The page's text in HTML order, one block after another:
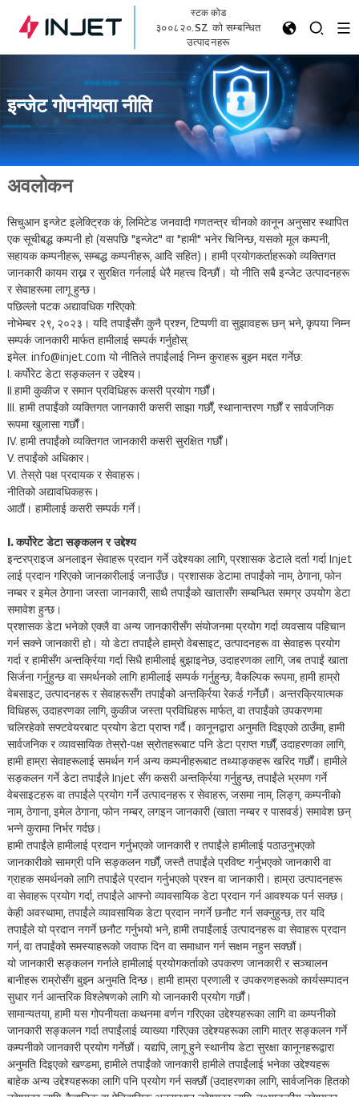
स्टक कोड
३००८२०.SZ को सम्बन्धित
उत्पादनहरू
इन्जेट गोपनीयता नीति
अवलोकन
सिचुआन इन्जेट इलेक्ट्रिक कं, लिमिटेड जनवादी गणतन्त्र चीनको कानून अनुसार स्थापित
एक सूचीबद्ध कम्पनी हो (यसपछि "इन्जेट" वा "हामी" भनेर चिनिन्छ, यसको मूल कम्पनी,
सहायक कम्पनीहरू, सम्बद्ध कम्पनीहरू, आदि सहित)। हामी प्रयोगकर्ताहरूको व्यक्तिगत
जानकारी कायम राख्न र सुरक्षित गर्नलाई धेरै महत्त्व दिन्छौं। यो नीति सबै इन्जेट उत्पादनहरू
र सेवाहरूमा लागू हुन्छ।
पछिल्लो पटक अद्यावधिक गरिएको:
नोभेम्बर २९, २०२३। यदि तपाईंसँग कुनै प्रश्न, टिप्पणी वा सुझावहरू छन् भने, कृपया निम्न
सम्पर्क जानकारी मार्फत हामीलाई सम्पर्क गर्नुहोस्:
इमेल: info@injet.com यो नीतिले तपाईंलाई निम्न कुराहरू बुझ्न मद्दत गर्नेछ:
I. कर्पोरेट डेटा सङ्कलन र उद्देश्य।
II.हामी कुकीज र समान प्रविधिहरू कसरी प्रयोग गर्छौं।
III. हामी तपाईंको व्यक्तिगत जानकारी कसरी साझा गर्छौं, स्थानान्तरण गर्छौं र सार्वजनिक
रूपमा खुलासा गर्छौं।
IV. हामी तपाईंको व्यक्तिगत जानकारी कसरी सुरक्षित गर्छौं।
V. तपाईंको अधिकार।
VI. तेस्रो पक्ष प्रदायक र सेवाहरू।
नीतिको अद्यावधिकहरू।
आठौं। हामीलाई कसरी सम्पर्क गर्ने।
I. कर्पोरेट डेटा सङ्कलन र उद्देश्य
इन्टरप्राइज अनलाइन सेवाहरू प्रदान गर्ने उद्देश्यका लागि, प्रशासक डेटाले दर्ता गर्दा Injet
लाई प्रदान गरिएको जानकारीलाई जनाउँछ। प्रशासक डेटामा तपाईंको नाम, ठेगाना, फोन
नम्बर र इमेल ठेगाना जस्ता जानकारी, साथै तपाईंको खातासँग सम्बन्धित समग्र उपयोग डेटा
समावेश हुन्छ।
प्रशासक डेटा भनेको एक्लै वा अन्य जानकारीसँग संयोजनमा प्रयोग गर्दा व्यवसाय पहिचान
गर्न सक्ने जानकारी हो। यो डेटा तपाईंले हाम्रो वेबसाइट, उत्पादनहरू वा सेवाहरू प्रयोग
गर्दा र हामीसँग अन्तर्क्रिया गर्दा सिधै हामीलाई बुझाइनेछ, उदाहरणका लागि, जब तपाईं खाता
सिर्जना गर्नुहुन्छ वा समर्थनको लागि हामीलाई सम्पर्क गर्नुहुन्छ; वैकल्पिक रूपमा, हामी हाम्रो
वेबसाइट, उत्पादनहरू र सेवाहरूसँग तपाईंको अन्तर्क्रिया रेकर्ड गर्नेछौं। अन्तरक्रियात्मक
विधिहरू, उदाहरणका लागि, कुकीज जस्ता प्रविधिहरू मार्फत, वा तपाईंको उपकरणमा
चलिरहेको सफ्टवेयरबाट प्रयोग डेटा प्राप्त गर्दै। कानूनद्वारा अनुमति दिइएको ठाउँमा, हामी
सार्वजनिक र व्यावसायिक तेस्रो-पक्ष स्रोतहरूबाट पनि डेटा प्राप्त गर्छौं, उदाहरणका लागि,
हामी हाम्रा सेवाहरूलाई समर्थन गर्न अन्य कम्पनीहरूबाट तथ्याङ्कहरू खरिद गर्छौं। हामीले
सङ्कलन गर्ने डेटा तपाईंले Injet सँग कसरी अन्तर्क्रिया गर्नुहुन्छ, तपाईंले भ्रमण गर्ने
वेबसाइटहरू वा तपाईंले प्रयोग गर्ने उत्पादनहरू र सेवाहरू, जसमा नाम, लिङ्ग, कम्पनीको
नाम, ठेगाना, इमेल ठेगाना, फोन नम्बर, लगइन जानकारी (खाता नम्बर र पासवर्ड) समावेश छन्
भन्ने कुरामा निर्भर गर्दछ।
हामी तपाईंले हामीलाई प्रदान गर्नुभएको जानकारी र तपाईंले हामीलाई पठाउनुभएको
जानकारीको सामग्री पनि सङ्कलन गर्छौं, जस्तै तपाईंले प्रविष्ट गर्नुभएको जानकारी वा
ग्राहक समर्थनको लागि तपाईंले प्रदान गर्नुभएको प्रश्न वा जानकारी। हाम्रा उत्पादनहरू
वा सेवाहरू प्रयोग गर्दा, तपाईंले आफ्नो व्यावसायिक डेटा प्रदान गर्न आवश्यक पर्न सक्छ।
केही अवस्थामा, तपाईंले व्यावसायिक डेटा प्रदान नगर्ने छनौट गर्न सक्नुहुन्छ, तर यदि
तपाईंले यो प्रदान नगर्ने छनौट गर्नुभयो भने, हामी तपाईंलाई उत्पादनहरू वा सेवाहरू प्रदान
गर्न, वा तपाईंको समस्याहरूको जवाफ दिन वा समाधान गर्न सक्षम नहुन सक्छौं।
यो जानकारी सङ्कलन गर्नाले हामीलाई प्रयोगकर्ताको उपकरण जानकारी र सञ्चालन
बानीहरू राम्रोसँग बुझ्न अनुमति दिन्छ। हामी हाम्रा प्रणाली र उपकरणहरूको कार्यसम्पादन
सुधार गर्न आन्तरिक विश्लेषणको लागि यो जानकारी प्रयोग गर्छौं।
सामान्यतया, हामी यस गोपनीयता कथनमा वर्णन गरिएका उद्देश्यहरूका लागि वा कम्पनीको
जानकारी सङ्कलन गर्दा तपाईंलाई व्याख्या गरिएका उद्देश्यहरूका लागि मात्र सङ्कलन गर्ने
कम्पनीको जानकारी प्रयोग गर्नेछौं। यद्यपि, लागू हुने स्थानीय डेटा सुरक्षा कानूनहरूद्वारा
अनुमति दिइएको खण्डमा, हामीले तपाईंको जानकारी हामीले तपाईंलाई भनेका उद्देश्यहरू
बाहेक अन्य उद्देश्यहरूका लागि पनि प्रयोग गर्न सक्छौं (उदाहरणका लागि, सार्वजनिक हितको